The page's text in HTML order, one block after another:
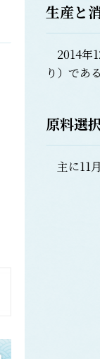
生産と
2014年
り）である
原料選
主に11